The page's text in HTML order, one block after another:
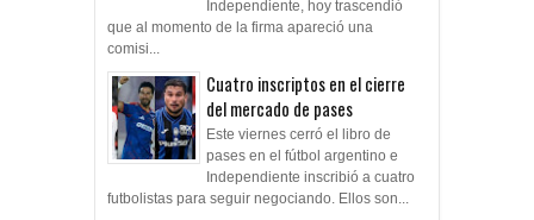
Independiente, hoy trascendió
que al momento de la firma apareció una
comisi...
Cuatro inscriptos en el cierre
del mercado de pases
Este viernes cerró el libro de
pases en el fútbol argentino e
Independiente inscribió a cuatro
futbolistas para seguir negociando. Ellos son...